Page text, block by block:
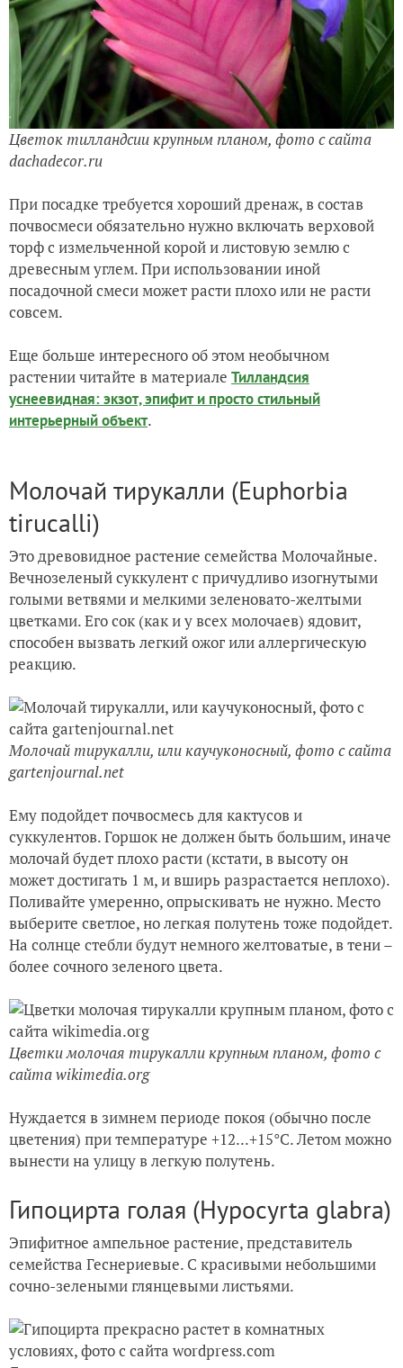
Цветок тилландсии крупным планом, фото с сайта
dachadecor.ru
При посадке требуется хороший дренаж, в состав
почвосмеси обязательно нужно включать верховой
торф с измельченной корой и листовую землю с
древесным углем. При использовании иной
посадочной смеси может расти плохо или не расти
совсем.
Еще больше интересного об этом необычном
растении читайте в материале Тилландсия
уснеевидная: экзот, эпифит и просто стильный
интерьерный объект.
Молочай тирукалли (Euphоrbia
tirucаlli)
Это древовидное растение семейства Молочайные.
Вечнозеленый суккулент с причудливо изогнутыми
голыми ветвями и мелкими зеленовато-желтыми
цветками. Его сок (как и у всех молочаев) ядовит,
способен вызвать легкий ожог или аллергическую
реакцию.
Молочай тирукалли, или каучуконосный, фото с сайта
gartenjournal.net
Ему подойдет почвосмесь для кактусов и
суккулентов. Горшок не должен быть большим, иначе
молочай будет плохо расти (кстати, в высоту он
может достигать 1 м, и вширь разрастается неплохо).
Поливайте умеренно, опрыскивать не нужно. Место
выберите светлое, но легкая полутень тоже подойдет.
На солнце стебли будут немного желтоватые, в тени –
более сочного зеленого цвета.
Цветки молочая тирукалли крупным планом, фото с
сайта wikimedia.org
Нуждается в зимнем периоде покоя (обычно после
цветения) при температуре +12...+15°C. Летом можно
вынести на улицу в легкую полутень.
Гипоцирта голая (Hypocyrta glabra)
Эпифитное ампельное растение, представитель
семейства Геснериевые. С красивыми небольшими
сочно-зелеными глянцевыми листьями.